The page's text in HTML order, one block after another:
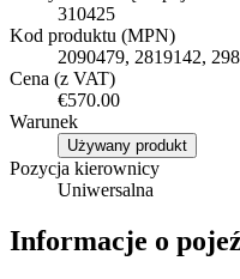
310425
Kod produktu (MPN)
2090479, 2819142,
Cena (z VAT)
€570.00
Warunek
Używany produkt
Pozycja kierownicy
Uniwersalna
Informacje o